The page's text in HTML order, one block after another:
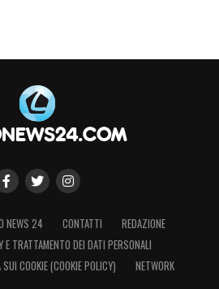
NEWS 24 CONTATTI
REDAZIONE
E TRATTAMENTO DEI DATI PERSONALI
COOKIE (COOKIE POLICY)
NETWORK